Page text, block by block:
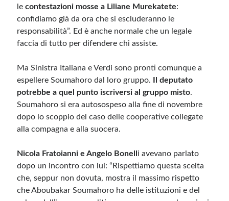
lecontestazioni mosse a Liliane Murekatete:
confidiamo già da ora che si escluderanno le
responsabilità”. Ed è anche normale che un legale
faccia di tutto per difendere chi assiste.
Ma Sinistra Italiana e Verdi sono pronti comunque a
espellere Soumahoro dal loro gruppo.
Il deputato
potrebbe a quel puntoiscriversi al gruppo misto.
Soumahoro si era autosospeso alla fine di novembre
dopo lo scoppio del caso delle cooperative collegate
alla compagna e alla suocera.
Nicola Fratoianni e Angelo Bonell i avevano parlato
dopo un incontro con lui: “ Rispettiamo questa scelta
che, seppur non dovuta, mostra il massimo rispetto
che Aboubakar Soumahoro ha delle istituzioni e del